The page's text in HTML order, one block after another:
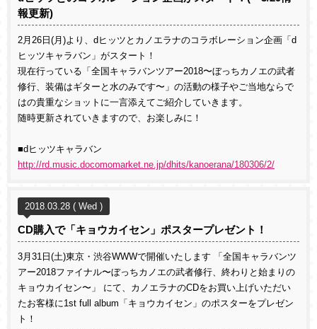
報更新)
2月26日(月)より、dヒッツとカノエラナのコラボレーション企画「d
ヒッツキャラバン」がスタート！
現在行っている「全国キャラバンツアー2018〜ぼっちカノエの武者
修行、装備はギターと水のみです〜」の活動の様子やご当地ならで
はの貴重なショットに一言添えてご紹介していきます。
随時更新されていきますので、お楽しみに！
■dヒッツキャラバン
http://rd.music.docomomarket.ne.jp/dhits/kanoerana/180306/2/
2018.03.28 ( Wed )
CD購入で「キョウカイセン」ポスタープレゼント！
3月31日(土)東京・渋谷WWWで開催いたします 「全国キャラバンツ
アー2018ファイナル〜ぼっちカノエの武者修行、終わりと始まりの
キョウカイセン〜」 にて、カノエラナのCDをお買い上げいただい
たお客様に1st full album「キョウカイセン」のポスターをプレゼン
ト！